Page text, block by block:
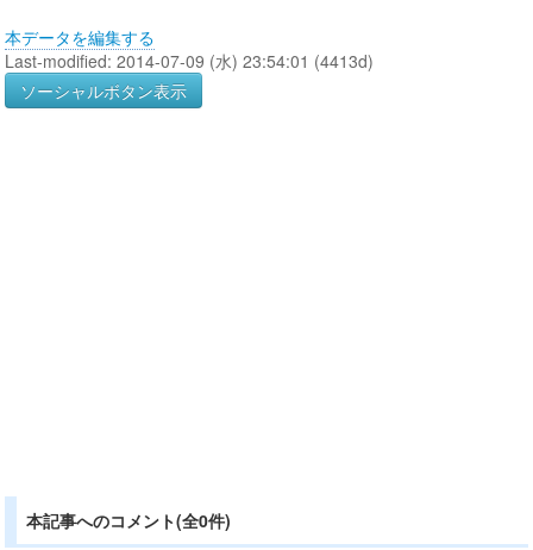
本データを編集する
Last-modified: 2014-07-09 (水) 23:54:01 (4413d)
ソーシャルボタン表示
本記事へのコメント(全0件)